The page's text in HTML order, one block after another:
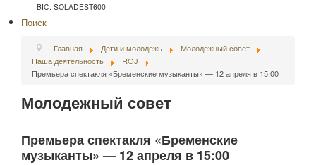
BIC: SOLADEST600
Поиск
Главная Дети и молодежь
Молодежный совет
Наша деятельность
ROJ
Премьера спектакля «Бременские музыканты» — 12 апреля в 15:00
Молодежный совет
Премьера спектакля «Бременские
музыканты» — 12 апреля в 15:00